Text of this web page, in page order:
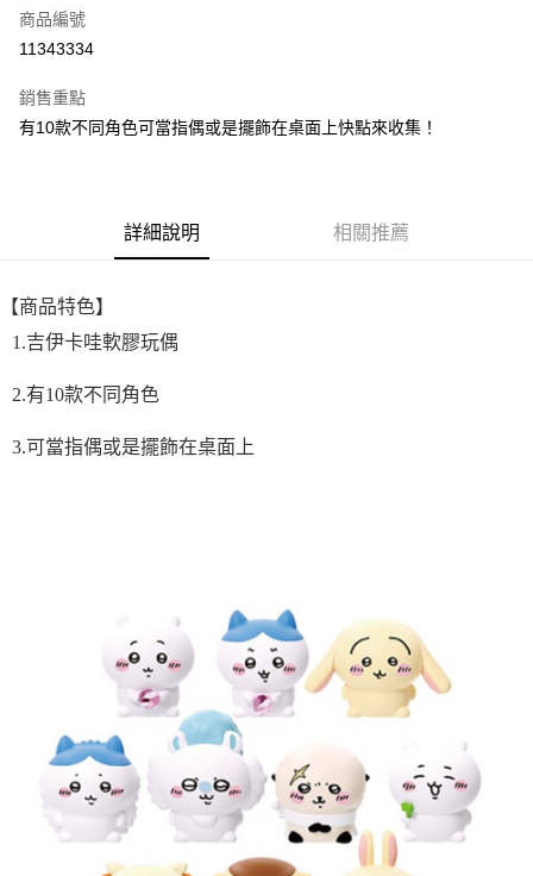
超商取貨付款
街口支付
AFTEE先享後付
【關於「AFTEE先享後付」】
AFTEE先享後付是「在收到商品之後才付款」的支付方式。 讓您購物簡單
便利好安心！
２．便利：只要手機號碼，簡訊認證，即可結帳。
【「AFTEE先享後付」結帳流程】
購買商品的店家。未經商家同意取消之訂單仍視為有效，需透過AFTEE先享
※ 交易是否成功請以「AFTEE先享後付 」之結帳頁面顯示為準，若有關於
是否繳費成功／繳費後需取消欲退款等相關疑問，請聯繫「AFTEE先享後付
https://netprotections.freshdesk.com/support/home
【注意事項】
１．透過由恩沛科技股份有限公司提供之「AFTEE先享後付」服務完成之交
易，需依本服務之必要範圍內提供個人資料，並將交易相關給付款項請求債
權轉讓予恩沛科技股份有限公司。
２．關於個人資料處理事宜，請瀏覽以下網址：
https://aftee.tw/terms/#terms3
３．未成年的使用者請事先徵得法定代理人或監護人之同意方可使用
運送方式
每筆NT$60，滿NT$699(含以上)免運費
每筆NT$60，滿NT$699(含以上)免運費
付款後7-11取貨
每筆NT$60，滿NT$699(含以上)免運費
每筆NT$80，滿NT$1,000(含以上)免運費
商品編號
11343334
銷售重點
有10款不同角色可當指偶或是擺飾在桌面上快點來收集！
詳細說明 相關推薦
【商品特色】
1.吉伊卡哇軟膠玩偶
2.有10款不同角色
3.可當指偶或是擺飾在桌面上